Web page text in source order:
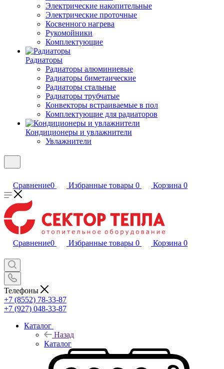
Электрические накопительные
Электрические проточные
Косвенного нагрева
Рукомойники
Комплектующие
Радиаторы
Радиаторы алюминиевые
Радиаторы биметаические
Радиаторы стальные
Радиаторы трубчатые
Конвекторы встраиваемые в пол
Комплектующие для радиаторов
Кондиционеры и увлажнители
Увлажнители
Сравнение0 Избранные товары 0 Корзина 0
Сравнение0 Избранные товары 0 Корзина 0
Телефоны
+7 (8552) 78-33-87
+7 (927) 048-33-87
Каталог
Назад
Каталог